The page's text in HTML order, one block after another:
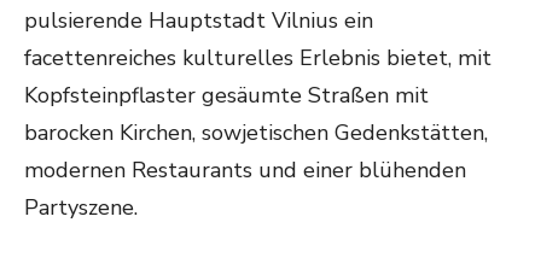
pulsierende Hauptstadt Vilnius ein
facettenreiches kulturelles Erlebnis bietet, mit
Kopfsteinpflaster gesäumte Straßen mit
barocken Kirchen, sowjetischen Gedenkstätten,
modernen Restaurants und einer blühenden
Partyszene.